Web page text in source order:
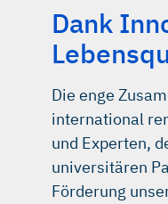
Dank
Die enge
international
und Experten,
universitären
Förderung